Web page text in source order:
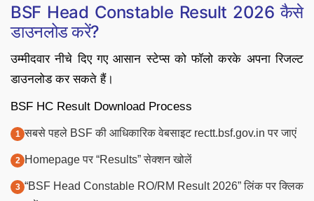
BSF Head Constable Result 2026 कैसे
डाउनलोड करें?
उम्मीदवार नीचे दिए गए आसान स्टेप्स को फॉलो करके अपना रिजल्ट
डाउनलोड कर सकते हैं।
BSF HC Result Download Process
सबसे पहले BSF की आधिकारिक वेबसाइट rectt.bsf.gov.in पर जाएं
Homepage पर “Results” सेक्शन खोलें
“BSF Head Constable RO/RM Result 2026” लिंक पर क्लिक